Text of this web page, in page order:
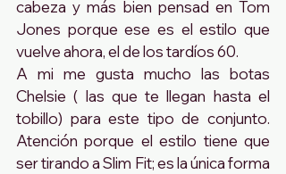
cabeza y más bien pensad en Tom
Jones porque ese es el estilo que
vuelve ahora, el de los tardíos 60.
A mi me gusta mucho las botas
Chelsie ( las que te llegan hasta el
tobillo) para este tipo de conjunto.
Atención porque el estilo tiene que
ser tirando a Slim Fit; es la única forma